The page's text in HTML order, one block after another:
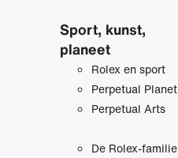
Sport, kunst,
planeet
Rolex en sport
Perpetual Planet
Perpetual Arts
De Rolex-familie